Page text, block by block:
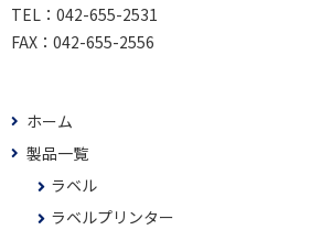
TEL： 042-655-2531
FAX： 042-655-2556
ホーム
製品一覧
ラベル
ラベルプリンター